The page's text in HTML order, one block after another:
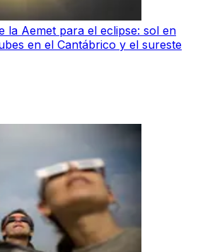
la Aemet para el eclipse: sol en
en el Cantábrico y el sureste